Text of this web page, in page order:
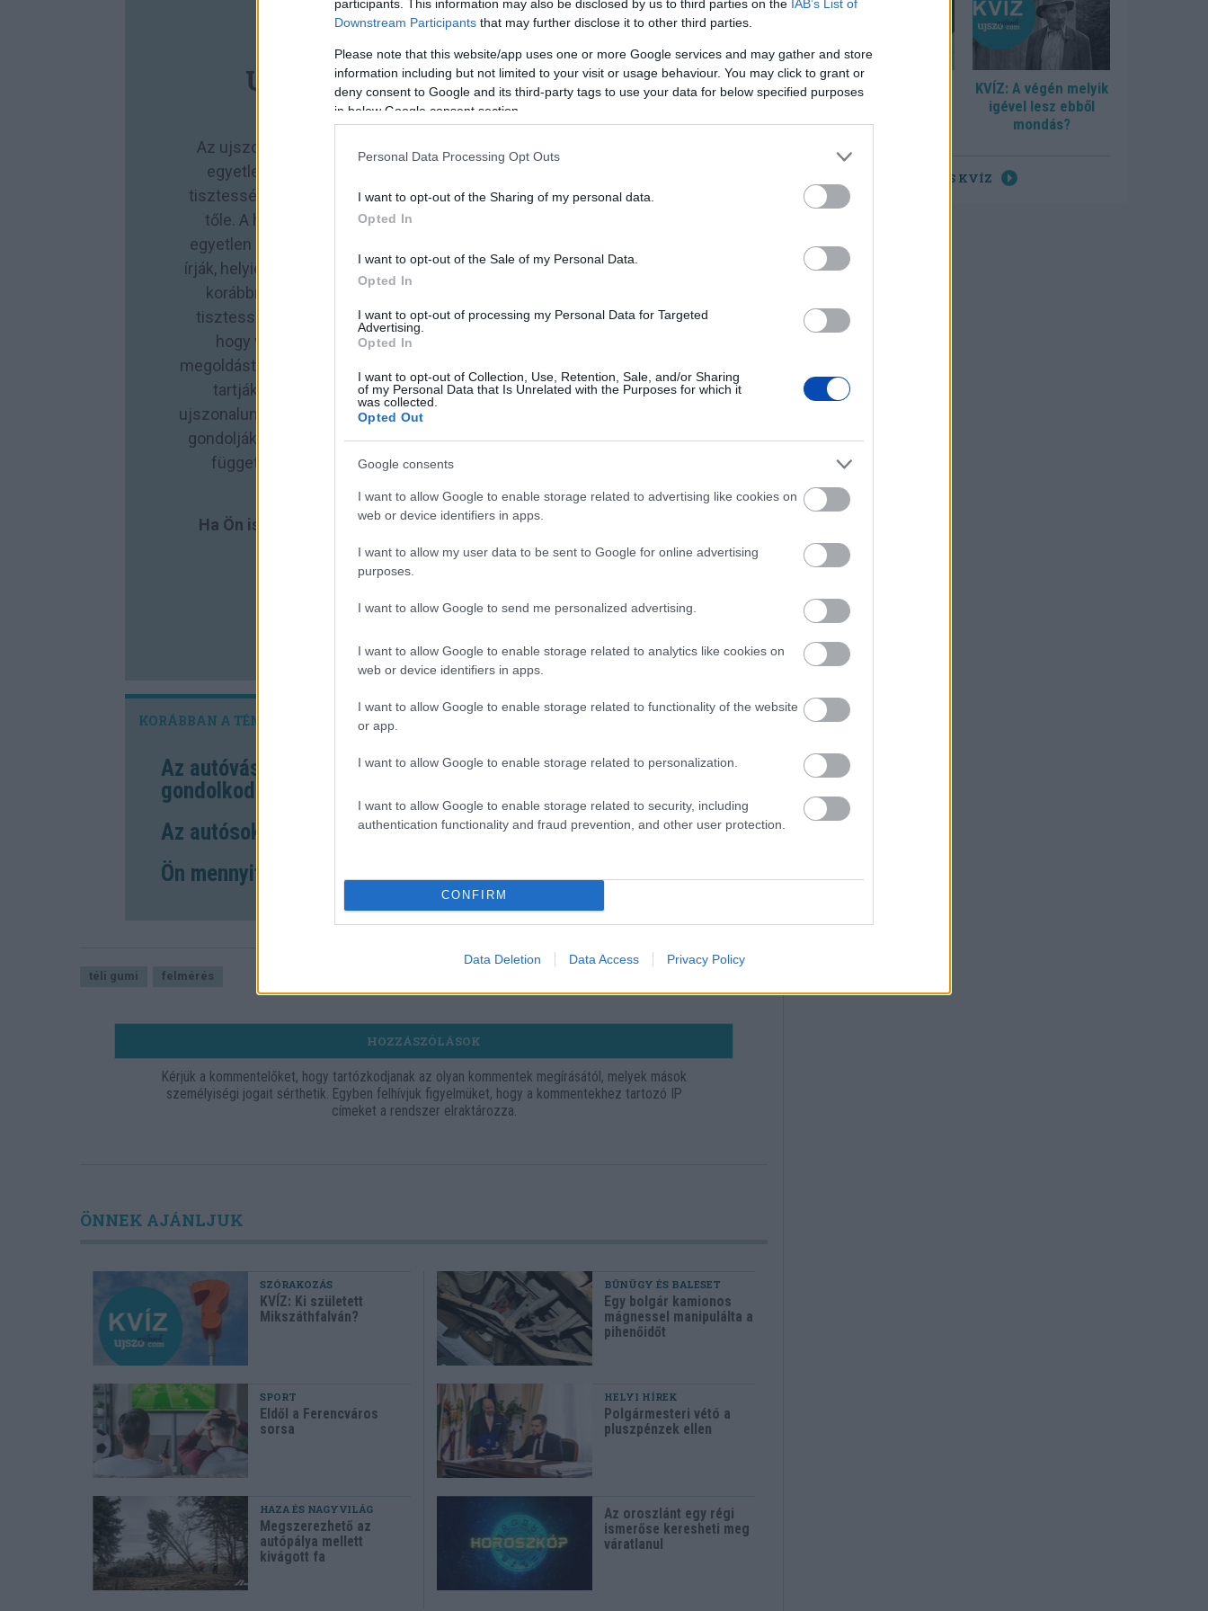
participants. This information may also be disclosed by us to third parties on the IAB’s List of
Downstream Participants that may further disclose it to other third parties.
Please note that this website/app uses one or more Google services and may gather and store
information including but not limited to your visit or usage behaviour. You may click to grant or
deny consent to Google and its third-party tags to use your data for below specified purposes
in below Google consent section.
Personal Data Processing Opt Outs
I want to opt-out of the Sharing of my personal data.
Opted In
I want to opt-out of the Sale of my Personal Data.
Opted In
I want to opt-out of processing my Personal Data for Targeted
Advertising.
Opted In
I want to opt-out of Collection, Use, Retention, Sale, and/or Sharing
of my Personal Data that Is Unrelated with the Purposes for which it
was collected.
Opted Out
Google consents
I want to allow Google to enable storage related to advertising like cookies on
web or device identifiers in apps.
I want to allow my user data to be sent to Google for online advertising
purposes.
I want to allow Google to send me personalized advertising.
I want to allow Google to enable storage related to analytics like cookies on
web or device identifiers in apps.
I want to allow Google to enable storage related to functionality of the website
or app.
I want to allow Google to enable storage related to personalization.
I want to allow Google to enable storage related to security, including
authentication functionality and fraud prevention, and other user protection.
CONFIRM
Data Deletion Data Access Privacy Policy
TÁMOGASSA AZ
UJSZONALUNK.COM -OT
Az ujszonalunk.com nem valamivel, valakikkel szemben, hanem
egyetlen eszmével azonosulva határozza meg önmagát, ez a
tisztességes újságírás, amit olvasói naponta számon is kérhetnek
tőle. A hátteret, a függetlenséget garantáló támaszt a Felvidék
egyetlen magyar nyelvű napilapjának kiadója adja. A portált helyiek
írják, helyieknek. Annak a jól összeszokott csapatnak a tagjai, akiket
korábbról ismerhetnek és el is érhetnek. Tiszta hangon, a régi
tisztességgel szólalunk meg, nyilvánosságot adva mindenkinek,
hogy valós problémákat tárjunk fel, és közösen keressük a
megoldást, ütköztetve a különböző nézőpontokat. Így akik fontosnak
tartják független helyi sajtó létét, a magukénak érezhetik az
ujszonalunk.com -ot, és teret is kapnak benne. Reméljük, hogy sokan
gondolják most így: „Erre vártunk!” Fennmaradásunkat, a regionális,
független újságírást minden egyes olvasói forint segíti, amit
Ha Ön is támogatna bennünket, kattintson az alábbi gombra.
Köszönjük.
TÁMOGATOM
Az autóvásárlók kétharmada használt autóban
gondolkodik
Az autósok inkább jutalmaznák a jókat
Ön mennyit szán karácsonyra? A többség 100 ezret
téli gumi felmérés
HOZZÁSZÓLÁSOK
Kérjük a kommentelőket, hogy tartózkodjanak az olyan kommentek megírásától, melyek mások
személyiségi jogait sérthetik. Egyben felhívjuk figyelmüket, hogy a kommentekhez tartozó IP
címeket a rendszer elraktározza.
ÖNNEK AJÁNLJUK
SZÓRAKOZÁS
KVÍZ: Ki született
Mikszáthfalván?
BŰNÜGY ÉS BALESET
Egy bolgár kamionos
mágnessel manipulálta a
pihenőidőt
SPORT
Eldől a Ferencváros
sorsa
HELYI HÍREK
Polgármesteri vétó a
pluszpénzek ellen
HAZA ÉS NAGYVILÁG
Megszerezhető az
autópálya mellett
kivágott fa
Az oroszlánt egy régi
ismerőse keresheti meg
váratlanul
KVÍZ: Tudja, hol
KVÍZ: A végén melyik
igével lesz ebből
mondás?
ÖSSZES KVÍZ